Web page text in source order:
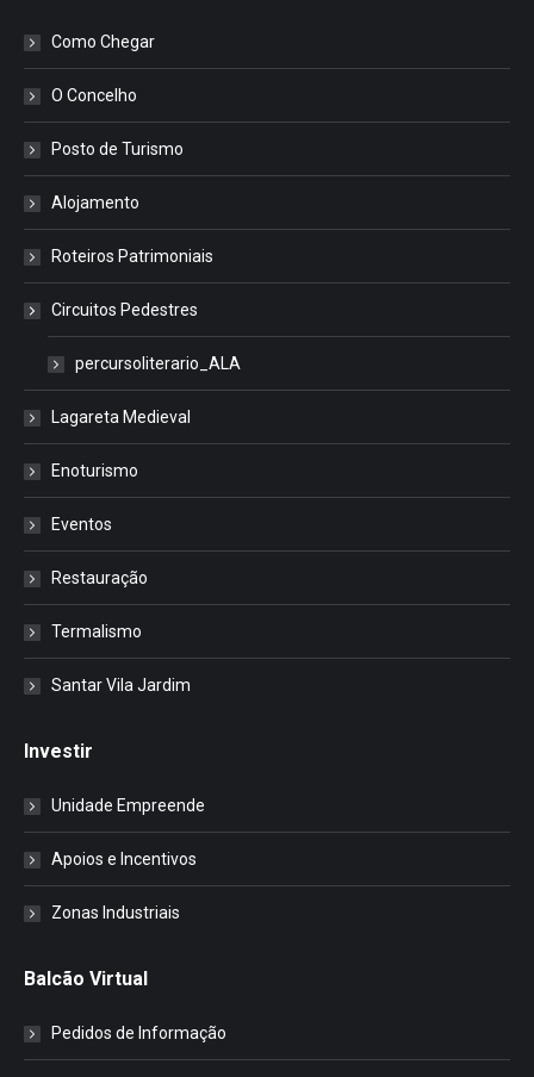
Como Chegar
O Concelho
Posto de Turismo
Alojamento
Roteiros Patrimoniais
Circuitos Pedestres
percursoliterario_ALA
Lagareta Medieval
Enoturismo
Eventos
Restauração
Termalismo
Santar Vila Jardim
Investir
Unidade Empreende
Apoios e Incentivos
Zonas Industriais
Balcão Virtual
Pedidos de Informação